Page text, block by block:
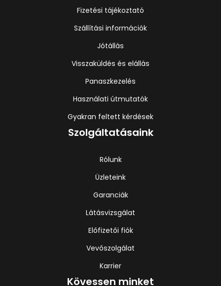
Fizetési tájékoztató
Szállítási információk
Jótállás
Visszaküldés és elállás
Panaszkezelés
Használati útmutatók
Gyakran feltett kérdések
Szolgáltatásaink
Rólunk
Üzleteink
Garanciák
Látásvizsgálat
Előfizetői fiók
Vevőszolgálat
Karrier
Kövessen minket